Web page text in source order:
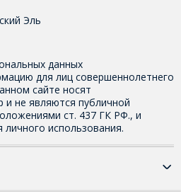
Эль
данных
для лиц совершеннолетнего
сайте носят
не являются публичной
ст. 437 ГК РФ., и
использования.